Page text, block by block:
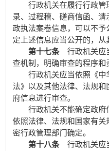
行政机关在履行行政管
录、过程稿、磋商信函、
政执法案卷信息，可以不
定上述信息应当公开的，从
第十七条行政机关应
查机制，明确审查的程序和
行政机关应当依照《中
法》以及其他法律、法规
府信息进行审查。
行政机关不能确定政府
依照法律、法规和国家有
密行政管理部门确定。
第十八条行政机关应